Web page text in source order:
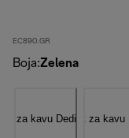
EC890.GR
Boja:Zelena